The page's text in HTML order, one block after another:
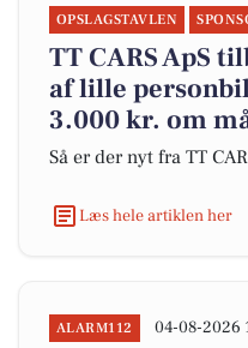
OPSLAGSTAVLEN
TT CARS ApS
af lille
3.000 kr. om
Så er der nyt fra TT
Læs hele artiklen her
ALARM112 04-08-2026